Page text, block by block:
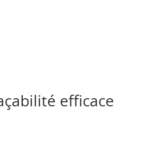
efficace